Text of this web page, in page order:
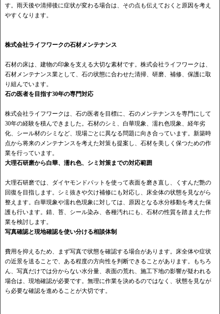
す。雨天後や清掃後に症状が変わる場合は、その点も伝えておくと原因を考え
やすくなります。
株式会社ライフワークの石材メンテナンス
石材の床は、建物の印象を支える大切な素材です。株式会社ライフワークは、
石材メンテナンス業として、石の状態に合わせた清掃、研磨、補修、保護に取
り組んでいます。
石の医者を目指す30年の専門対応
株式会社ライフワークは、石の医者を目標に、石のメンテナンスを専門にして
30年の経験を積んできました。石材のシミ、白華現象、濡れ色現象、経年劣
化、シール材のシミなど、現場ごとに異なる問題に向き合っています。新築時
点から将来のメンテナンスを考えた対策も提案し、石材を美しく保つための作
業を行っています。
大理石研磨から白華、濡れ色、シミ対策までの対応範囲
大理石研磨では、ダイヤモンドパットを使って表面を磨き直し、くすんだ艶の
回復を目指します。シミ抜きや欠け補修にも対応し、床全体の状態を見ながら
整えます。白華現象や濡れ色現象に対しては、原因となる水分移動を考えた保
護も行います。錆、苔、シール染み、各種汚れにも、石材の性質を踏まえた作
業を検討します。
写真確認と現地確認を使い分ける相談体制
費用を抑えるため、まず写真で状態を確認する場合があります。床全体や症状
の近景を送ることで、ある程度の方向性を判断できることがあります。もちろ
ん、写真だけでは分からない水分量、表面の荒れ、施工下地の影響が疑われる
場合は、現地確認が必要です。無理に作業を決めるのではなく、状態を見なが
ら必要な確認を進めることが大切です。